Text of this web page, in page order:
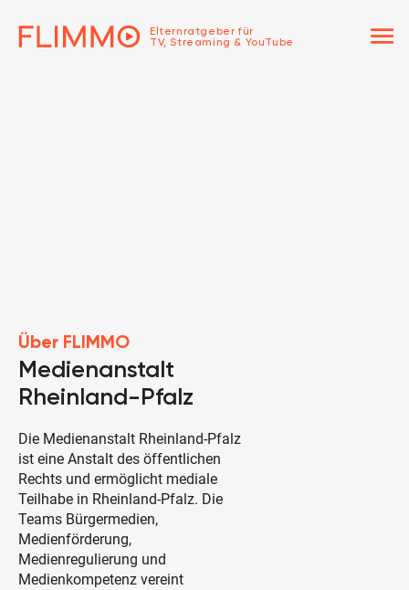
Elternratgeber für
TV, Streaming & YouTube
menu
Über FLIMMO
Medienanstalt
Rheinland-Pfalz
Die Medienanstalt Rheinland-Pfalz
ist eine Anstalt des öffentlichen
Rechts und ermöglicht mediale
Teilhabe in Rheinland-Pfalz. Die
Teams Bürgermedien,
Medienförderung,
Medienregulierung und
Medienkompetenz vereint